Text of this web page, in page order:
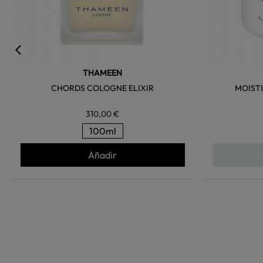
THAMEEN
CHORDS COLOGNE ELIXIR
310,00 €
100ml
Añadir